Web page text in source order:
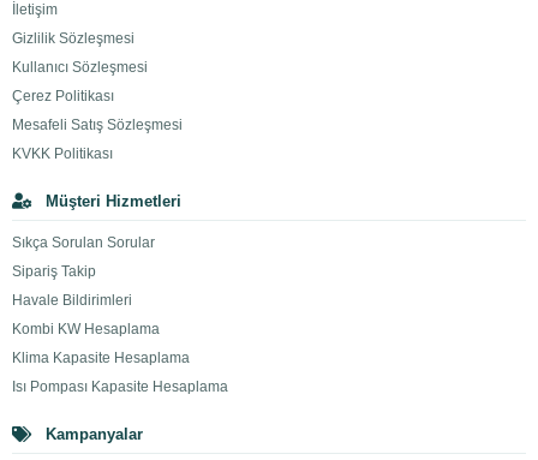
İletişim
Gizlilik Sözleşmesi
Kullanıcı Sözleşmesi
Çerez Politikası
Mesafeli Satış Sözleşmesi
KVKK Politikası
Müşteri Hizmetleri
Sıkça Sorulan Sorular
Sipariş Takip
Havale Bildirimleri
Kombi KW Hesaplama
Klima Kapasite Hesaplama
Isı Pompası Kapasite Hesaplama
Kampanyalar